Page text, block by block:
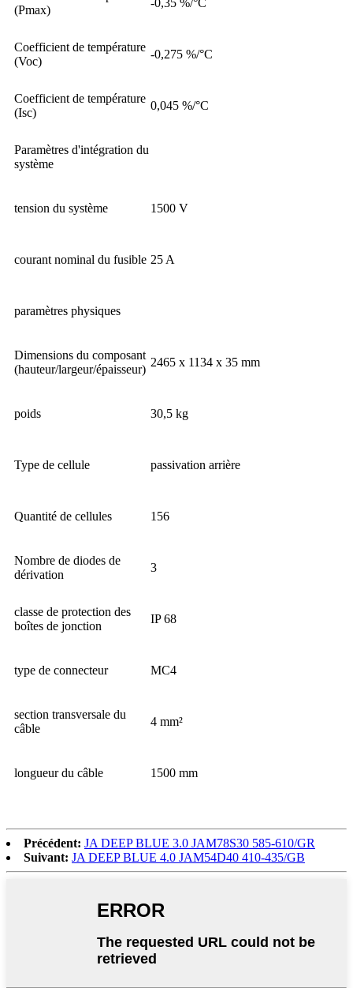
(Pmax)
-0,35 %/°C
Coefficient de température
(Voc)
-0,275 %/°C
Coefficient de température
(Isc)
0,045 %/°C
Paramètres d'intégration du
système
tension du système 1500 V
courant nominal du fusible 25 A
paramètres physiques
Dimensions du composant
(hauteur/largeur/épaisseur)
2465 x 1134 x 35 mm
poids 30,5 kg
Type de cellule passivation arrière
Quantité de cellules 156
Nombre de diodes de
dérivation
3
classe de protection des
boîtes de jonction
IP 68
type de connecteur MC4
section transversale du
câble
4 mm²
longueur du câble 1500 mm
Précédent: JA DEEP BLUE 3.0 JAM78S30 585-610/GR
Suivant: JA DEEP BLUE 4.0 JAM54D40 410-435/GB